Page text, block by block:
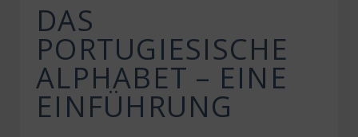
DAS
PORTUGIESISCHE
ALPHABET – EINE
EINFÜHRUNG